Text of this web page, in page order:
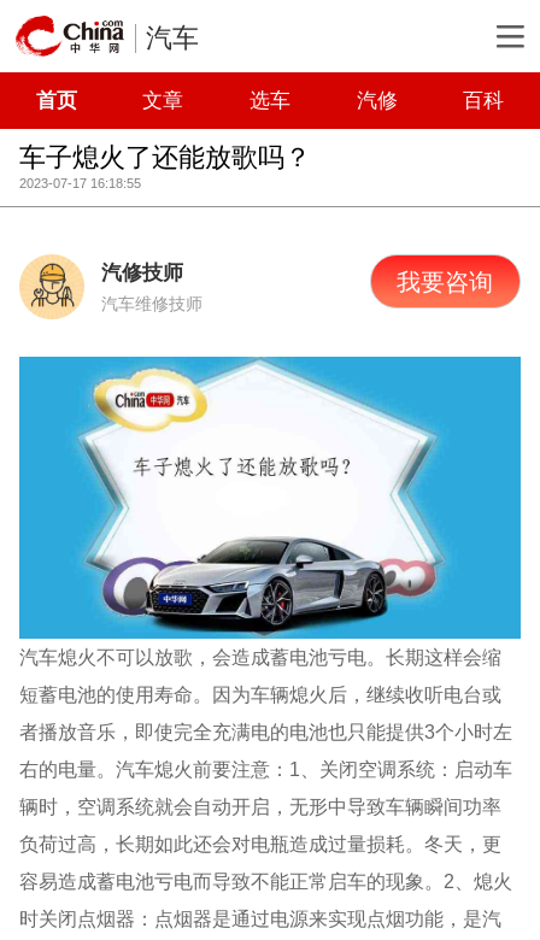
汽车
首页 文章 选车 汽修 百科
车子熄火了还能放歌吗？
2023-07-17 16:18:55
汽修技师
汽车维修技师
我要咨询
汽车熄火不可以放歌，会造成蓄电池亏电。长期这样会缩
短蓄电池的使用寿命。因为车辆熄火后，继续收听电台或
者播放音乐，即使完全充满电的电池也只能提供3个小时左
右的电量。汽车熄火前要注意：1、关闭空调系统：启动车
辆时，空调系统就会自动开启，无形中导致车辆瞬间功率
负荷过高，长期如此还会对电瓶造成过量损耗。冬天，更
容易造成蓄电池亏电而导致不能正常启车的现象。2、熄火
时关闭点烟器：点烟器是通过电源来实现点烟功能，是汽